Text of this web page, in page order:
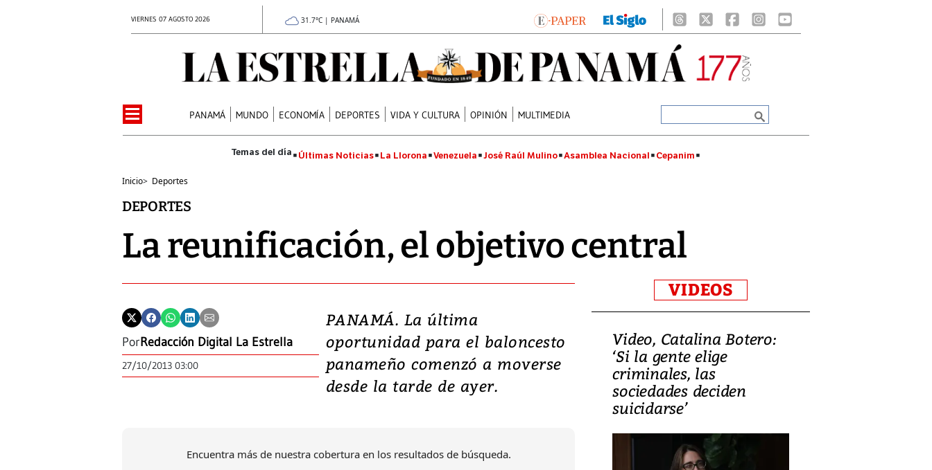
VIERNES 07 AGOSTO 2026 31.7°C | PANAMÁ
PANAMÁ MUNDO ECONOMÍA DEPORTES VIDA Y CULTURA OPINIÓN MULTIMEDIA
Últimas Noticias La Llorona Venezuela José Raúl Mulino Asamblea Nacional Cepanim
Inicio> Deportes
DEPORTES
La reunificación, el objetivo central
PorRedacción Digital La Estrella
27/10/2013 03:00
PANAMÁ. La última
oportunidad para el baloncesto
panameño comenzó a moverse
desde la tarde de ayer.
Encuentra más de nuestra cobertura en los resultados de búsqueda.
VIDEOS
Video, Japón: Terremoto
deja heridos y graves
daños en Kumamoto
Video, Catalina Botero:
‘Si la gente elige
criminales, las
sociedades deciden
suicidarse’